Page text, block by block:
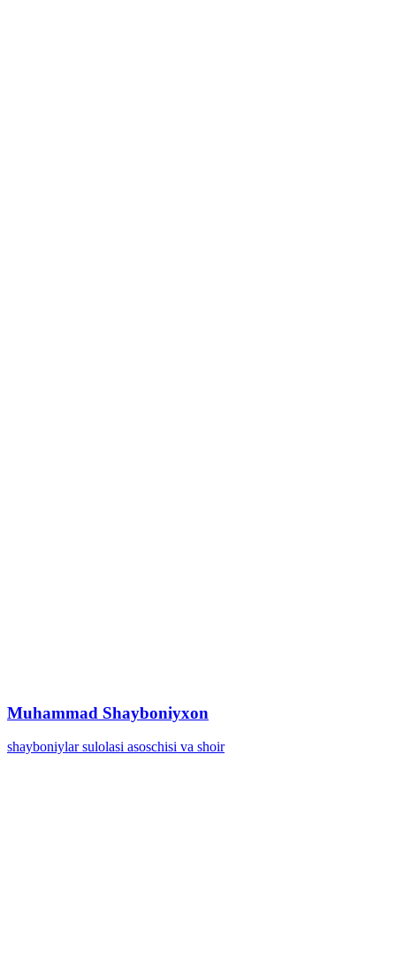
Muhammad Shayboniyxon
shayboniylar sulolasi asoschisi va shoir